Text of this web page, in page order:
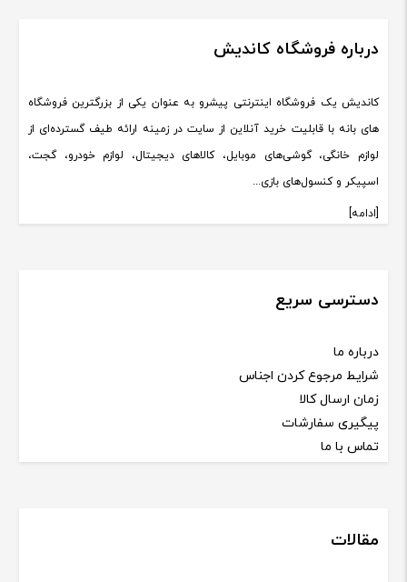
درباره فروشگاه کاندیش
کاندیش یک فروشگاه اینترنتی پیشرو به عنوان یکی از بزرگترین فروشگاه
های بانه با قابلیت خرید آنلاین از سایت در زمینه ارائه طیف گسترده‌ای از
لوازم خانگی، گوشی‌های موبایل، کالاهای دیجیتال، لوازم خودرو، گجت،
اسپیکر و کنسول‌های بازی...
[ادامه]
دسترسی سریع
درباره ما
شرایط مرجوع کردن اجناس
زمان ارسال کالا
پیگیری سفارشات
تماس با ما
مقالات